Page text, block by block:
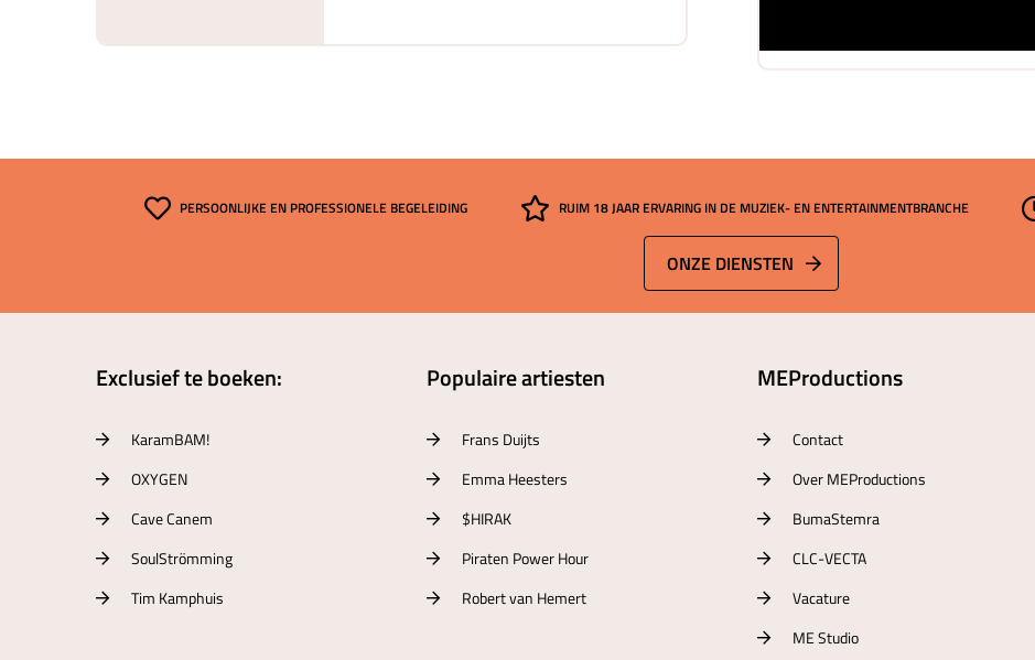
PERSOONLIJKE EN PROFESSIONELE BEGELEIDING RUIM 18 JAAR ERVARING IN DE MUZIEK- EN ENTERTAINMENTBRANCHE
ONZE DIENSTEN
Exclusief te boeken:
KaramBAM!
OXYGEN
Cave Canem
SoulStrömming
Tim Kamphuis
Populaire artiesten
Frans Duijts
Emma Heesters
$HIRAK
Piraten Power Hour
Robert van Hemert
MEProductions
Contact
Over MEProductions
BumaStemra
CLC-VECTA
Vacature
ME Studio